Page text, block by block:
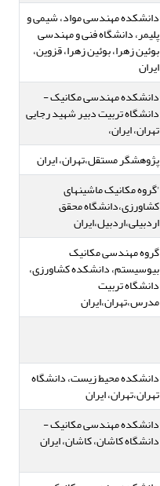
دانشکده مهندسی مواد، شیمی و
پلیمر، دانشگاه فنی و مهندسی
بوئین زهرا، بوئین زهرا، قزوین،
ایران
دانشکده مهندسی مکانیک -
دانشگاه تربیت دبیر شهید رجایی
تهران، ایران،
پژوهشگر مستقل،تهران، ایران
'گروه مکانیک ماشینهای
کشاورزی،دانشگاه محقق
اردبیلی،اردبیل،ایران
گروه مهندسی مکانیک
بیوسیستم، دانشکده کشاورزی،
دانشگاه تربیت
مدرس،تهران،ایران
دانشکده محیط زیست، دانشگاه
تهران،تهران، ایران
دانشکده مهندسی مکانیک -
دانشگاه کاشان، کاشان، ایران